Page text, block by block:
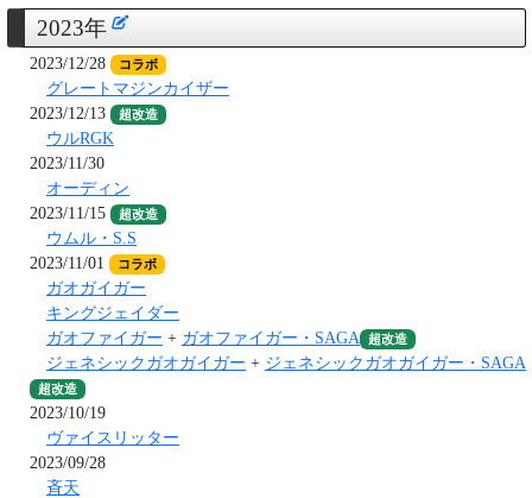
2023年
2023/12/28 コラボ
グレートマジンカイザー
2023/12/13
超改造
ウルRGK
2023/11/30
オーディン
2023/11/15
超改造
ウムル・S.S
2023/11/01
コラボ
ガオガイガー
キングジェイダー
ガオファイガー + ガオファイガー・SAGA 超改造
ジェネシックガオガイガー + ジェネシックガオガイガー・SAGA
超改造
2023/10/19
ヴァイスリッター
2023/09/28
斉天